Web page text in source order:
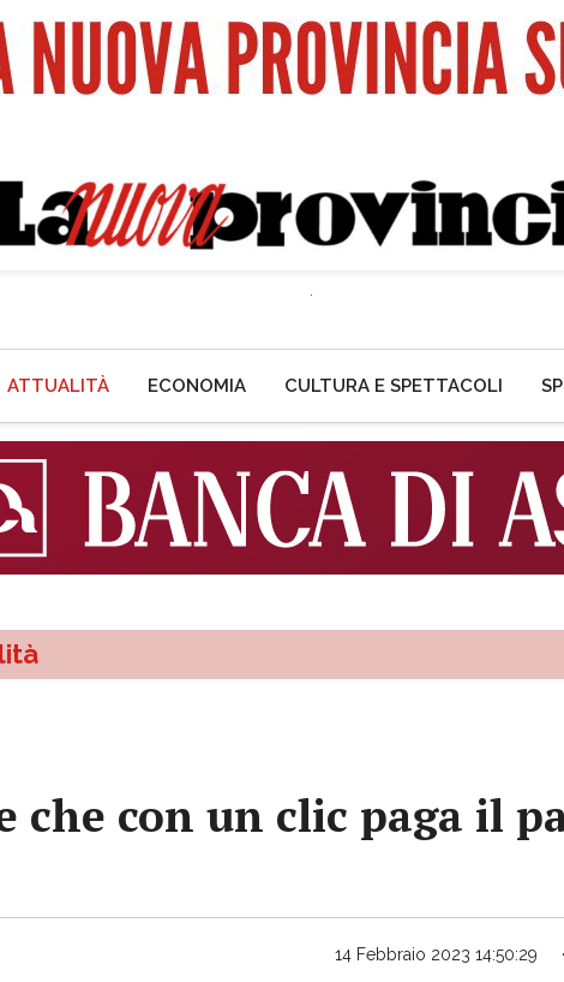
ATTUALITÀ ECONOMIA CULTURA E SPETTACOLI
che con un clic paga il
14 Febbraio 2023 14:50:29